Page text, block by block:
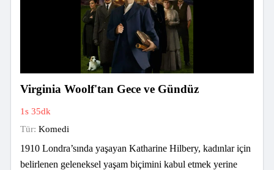
Virginia Woolf'tan Gece ve Gündüz
1s 35dk
Tür: Komedi
1910 Londra’sında yaşayan Katharine Hilbery, kadınlar için
belirlenen geleneksel yaşam biçimini kabul etmek yerine